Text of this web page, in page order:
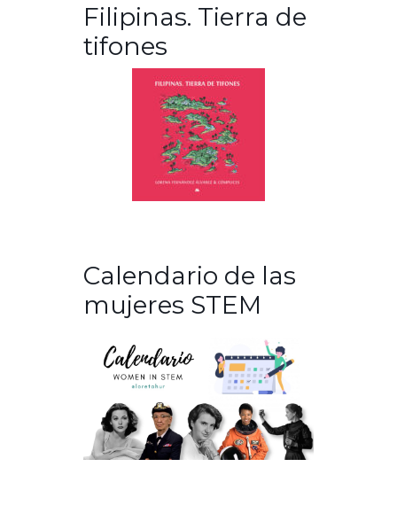
Filipinas. Tierra de
tifones
Calendario de las
mujeres STEM